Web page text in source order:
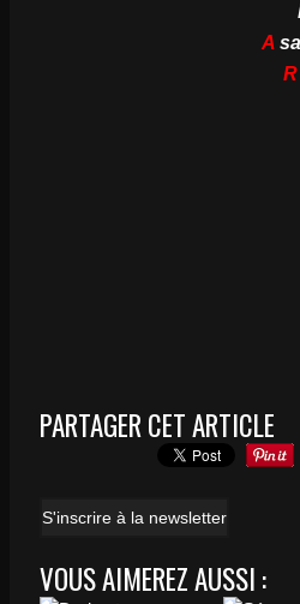
Asa
R
PARTAGER CET ARTICLE
S'inscrire à la newsletter
VOUS AIMEREZ AUSSI :